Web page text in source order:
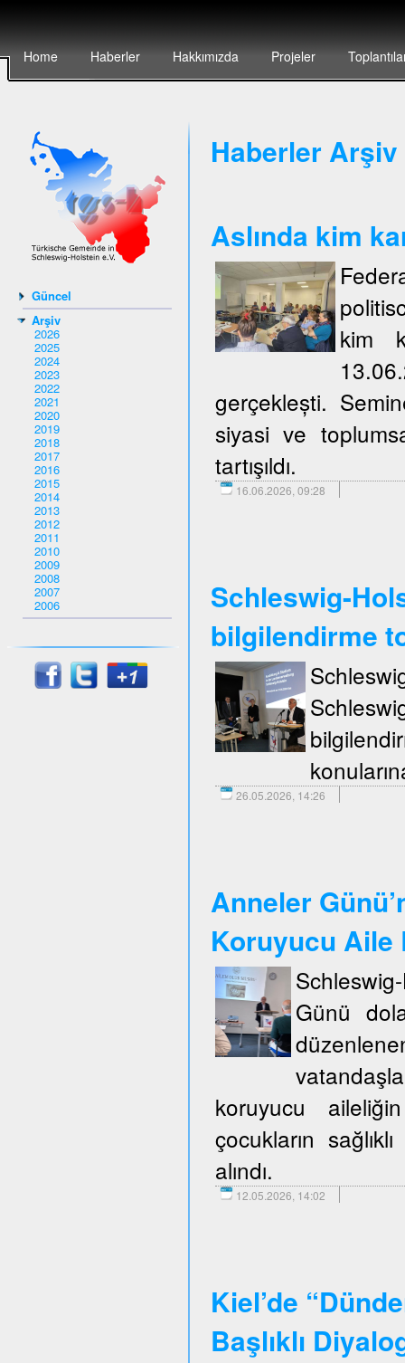
Home Haberler Hakkımızda Projeler
Güncel
Arşiv
2026
2025
2024
2023
2022
2021
2020
2019
2018
2017
2016
2015
2014
2013
2012
2011
2010
2009
2008
2007
2006
Haberler Arşiv
Aslında kim
kim
gerçeklești.
siyasi ve
tartışıldı.
16.06.2026, 09:28
Schleswig-
bilgilendirme
26.05.2026, 14:26
Anneler
Koruyucu Aile
Günü
koruyucu
çocukların
alındı.
12.05.2026, 14:02
Kiel’de
Başlıklı